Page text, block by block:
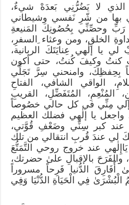
لا يَضُرُّنِي بَعدَهْ شيءٌ،
بها من شّرِ نَفسي وشيطاني
رَبِّ وحصِّنِّي بِحُصُونِكَ المَنيعةِ
الخلقِ، ومن وعثاء ِالسفرِ،
يا إلٰهي عِنايَتَكَ الربانية،
كنتُ وكيفَ كُنتُ، حتى أكون
بِحِفظِكَ، وامنحني سِرَّ تَجَلِّي
الواقي الشافي، الفتاحِ
المُنْعِمِ، المُتَفَضِّلِ، القريبِ
مِنِّي في كل حالي خصُوصاً
واجعل يا إلٰهي فضلك العظيم
عند كبر سِنِّي وضَعْفِ قُوَّتي،
لي عندَ قُربِ انتقالي من تلك
يَاإِلٰهي عند خروج روحي التَّمَتُّعَ
بالإقبالِ علىٰ حضرتك،
أُفَارِقَ الدُّنيا فَرِحاً مسروراً
فِي الْحَيَاةِ الدُّنْيَا وَفِي